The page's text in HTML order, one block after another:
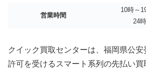
営業時間
10時～
24
クイック買取センターは、福岡県公
許可を受けるスマート系列の先払い買